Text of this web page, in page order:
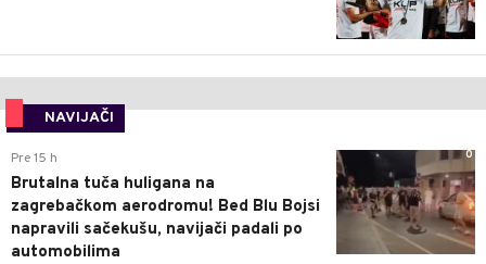
NAVIJAČI
0
Pre 15 h
Brutalna tuča huligana na
zagrebačkom aerodromu! Bed Blu Bojsi
napravili sačekušu, navijači padali po
automobilima